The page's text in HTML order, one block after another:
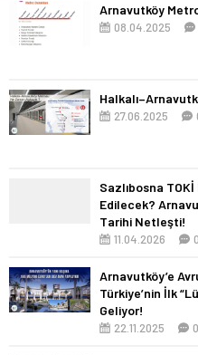
Arnavutköy
08.04.2025
27.06.2025
Sazlıbosna
Edilecek?
Tarihi Netleşti!
11.04.2026 0
Arnavutköy’e
Türkiye’nin İlk
Geliyor!
22.11.2025 0